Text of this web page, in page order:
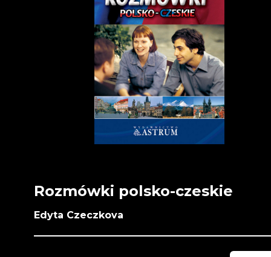
Rozmówki polsko-czeskie
Edyta Czeczkova